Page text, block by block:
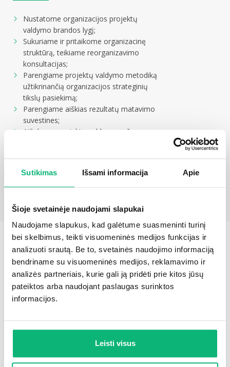
Sutikimas Išsami informacija Apie
Šioje svetainėje naudojami slapukai
Naudojame slapukus, kad galėtume suasmeninti turinį
bei skelbimus, teikti visuomeninės medijos funkcijas ir
analizuoti srautą. Be to, svetainės naudojimo informaciją
bendriname su visuomeninės medijos, reklamavimo ir
analizės partneriais, kurie gali ją pridėti prie kitos jūsų
pateiktos arba naudojant paslaugas surinktos
informacijos.
Leisti visus
Nustatome organizacijos projektų
valdymo brandos lygį;
Sukuriame ir pritaikome organizacinę
struktūrą, teikiame reorganizavimo
konsultacijas;
Parengiame projektų valdymo metodiką
užtikrinančią organizacijos strateginių
tikslų pasiekimą;
Parengiame aiškias rezultatų matavimo
suvestines;
Atliekame projektų valdymo pažangos
strategijos tęstinumą;
EKSPERTIZĖS IR VERTINIMAI
Atliekame nepriklausomą projekto
vertinimą;
atveju;
Atliekame specializuotas teismo